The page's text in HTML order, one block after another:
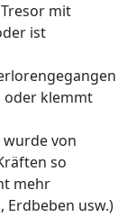
mit
ist
oder klemmt
wurde von
so
mehr
Erdbeben usw.)